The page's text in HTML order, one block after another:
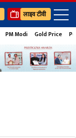
लाइव टीवी
PM Modi Gold Price